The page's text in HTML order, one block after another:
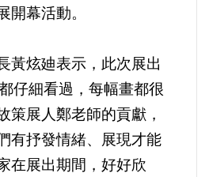
開幕活動。
黃炫廸表示，此次展出
仔細看過，每幅畫都很
策展人鄭老師的貢獻，
有抒發情緒、展現才能
在展出期間，好好欣